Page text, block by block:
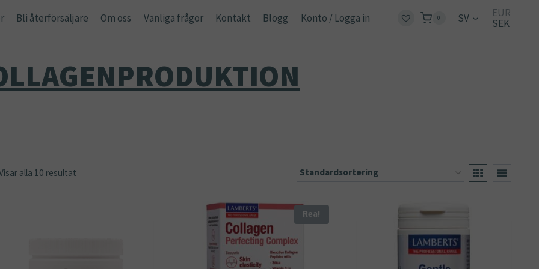
Bli återförsäljare Om oss Vanliga frågor Kontakt Blogg Konto / Logga in 0 SV
EUR
SEK
alla 10 resultat
Rea!